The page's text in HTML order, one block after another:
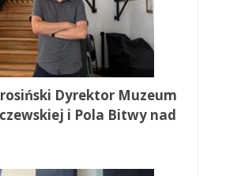
Dyrektor Muzeum
i Pola Bitwy nad